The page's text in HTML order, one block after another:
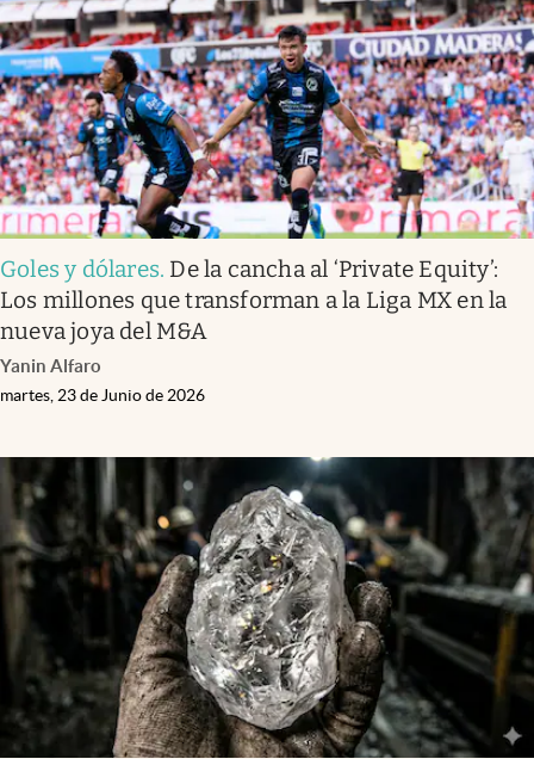
Goles y dólares. De la cancha al ‘Private Equity’:
Los millones que transforman a la Liga MX en la
nueva joya del M&A
Yanin Alfaro
martes, 23 de Junio de 2026